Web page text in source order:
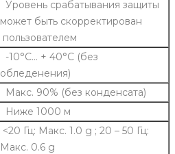
Уровень срабатывания защиты
может быть скорректирован
пользователем
-10°C… + 40°C (без
обледенения)
Макс. 90% (без конденсата)
Ниже 1000 м
<20 Гц: Макс. 1.0 g ; 20 – 50 Гц:
Макс. 0.6 g